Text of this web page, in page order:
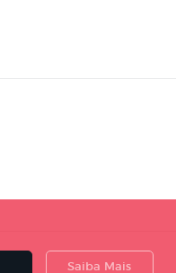
Saiba Mais